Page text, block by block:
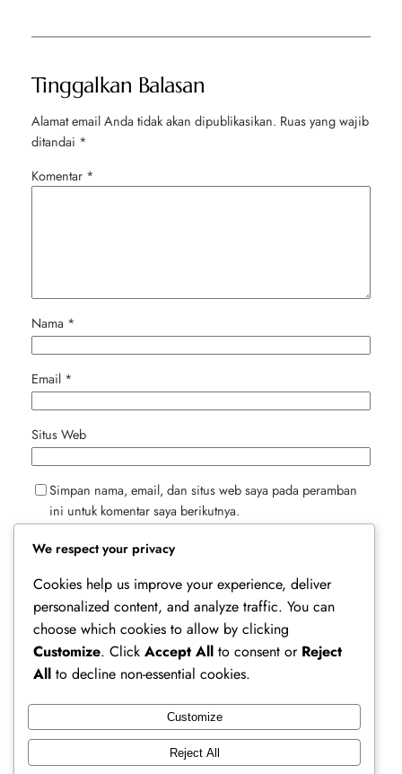
Tinggalkan Balasan
Alamat email Anda tidak akan dipublikasikan. Ruas yang wajib
ditandai *
Komentar *
Nama *
Email *
Situs Web
Simpan nama, email, dan situs web saya pada peramban
ini untuk komentar saya berikutnya.
Ferry Doedens | Public Figure, Actor & Creative
We respect your privacy
Cookies help us improve your experience, deliver
personalized content, and analyze traffic. You can
choose which cookies to allow by clicking
Customize. Click Accept All to consent or Reject
All to decline non-essential cookies.
Customize
Reject All